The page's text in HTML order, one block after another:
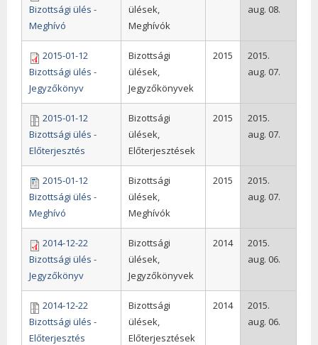
Bizottsági ülés -
Meghívó
ülések,
Meghívók
aug. 08.
2015-01-12
Bizottsági ülés -
Jegyzőkönyv
Bizottsági
ülések,
Jegyzőkönyvek
2015
2015.
aug. 07.
2015-01-12
Bizottsági ülés -
Előterjesztés
Bizottsági
ülések,
Előterjesztések
2015
2015.
aug. 07.
2015-01-12
Bizottsági ülés -
Meghívó
Bizottsági
ülések,
Meghívók
2015
2015.
aug. 07.
2014-12-22
Bizottsági ülés -
Jegyzőkönyv
Bizottsági
ülések,
Jegyzőkönyvek
2014
2015.
aug. 06.
2014-12-22
Bizottsági ülés -
Előterjesztés
Bizottsági
ülések,
Előterjesztések
2014
2015.
aug. 06.